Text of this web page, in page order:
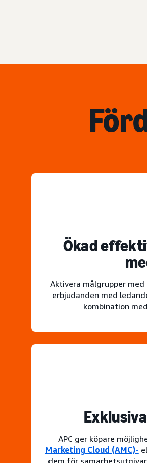
Ökad
Aktivera målgrupper
erbjudanden med
kombination
APC ger köpare
Marketing Cloud (AMC)-